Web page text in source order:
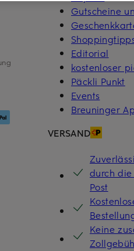
Gutscheine
Editorial
kostenloser
Päckli Punkt
Events
Breuninger
VERSAND
durch die
Post
Keine